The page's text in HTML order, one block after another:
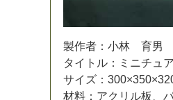
製作者 ： 小林 育男
タイ ト ル ： ミ ニチ ュ ア
サイ ズ ： 300×350×32
材料 ： アク リ ル板